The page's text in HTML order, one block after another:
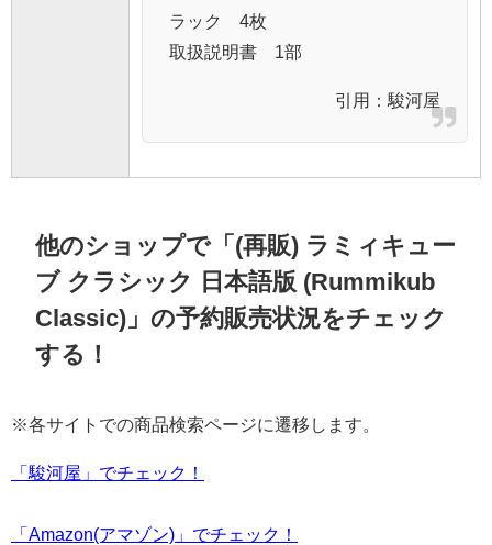
ラック 4枚
取扱説明書 1部
引用： 駿河屋
他のショップで「(再販) ラミィキュー
ブ クラシック 日本語版 (Rummikub
Classic)」の予約販売状況をチェック
する！
※各サイトでの商品検索ページに遷移します。
「駿河屋」でチェック！
「Amazon(アマゾン)」でチェック！